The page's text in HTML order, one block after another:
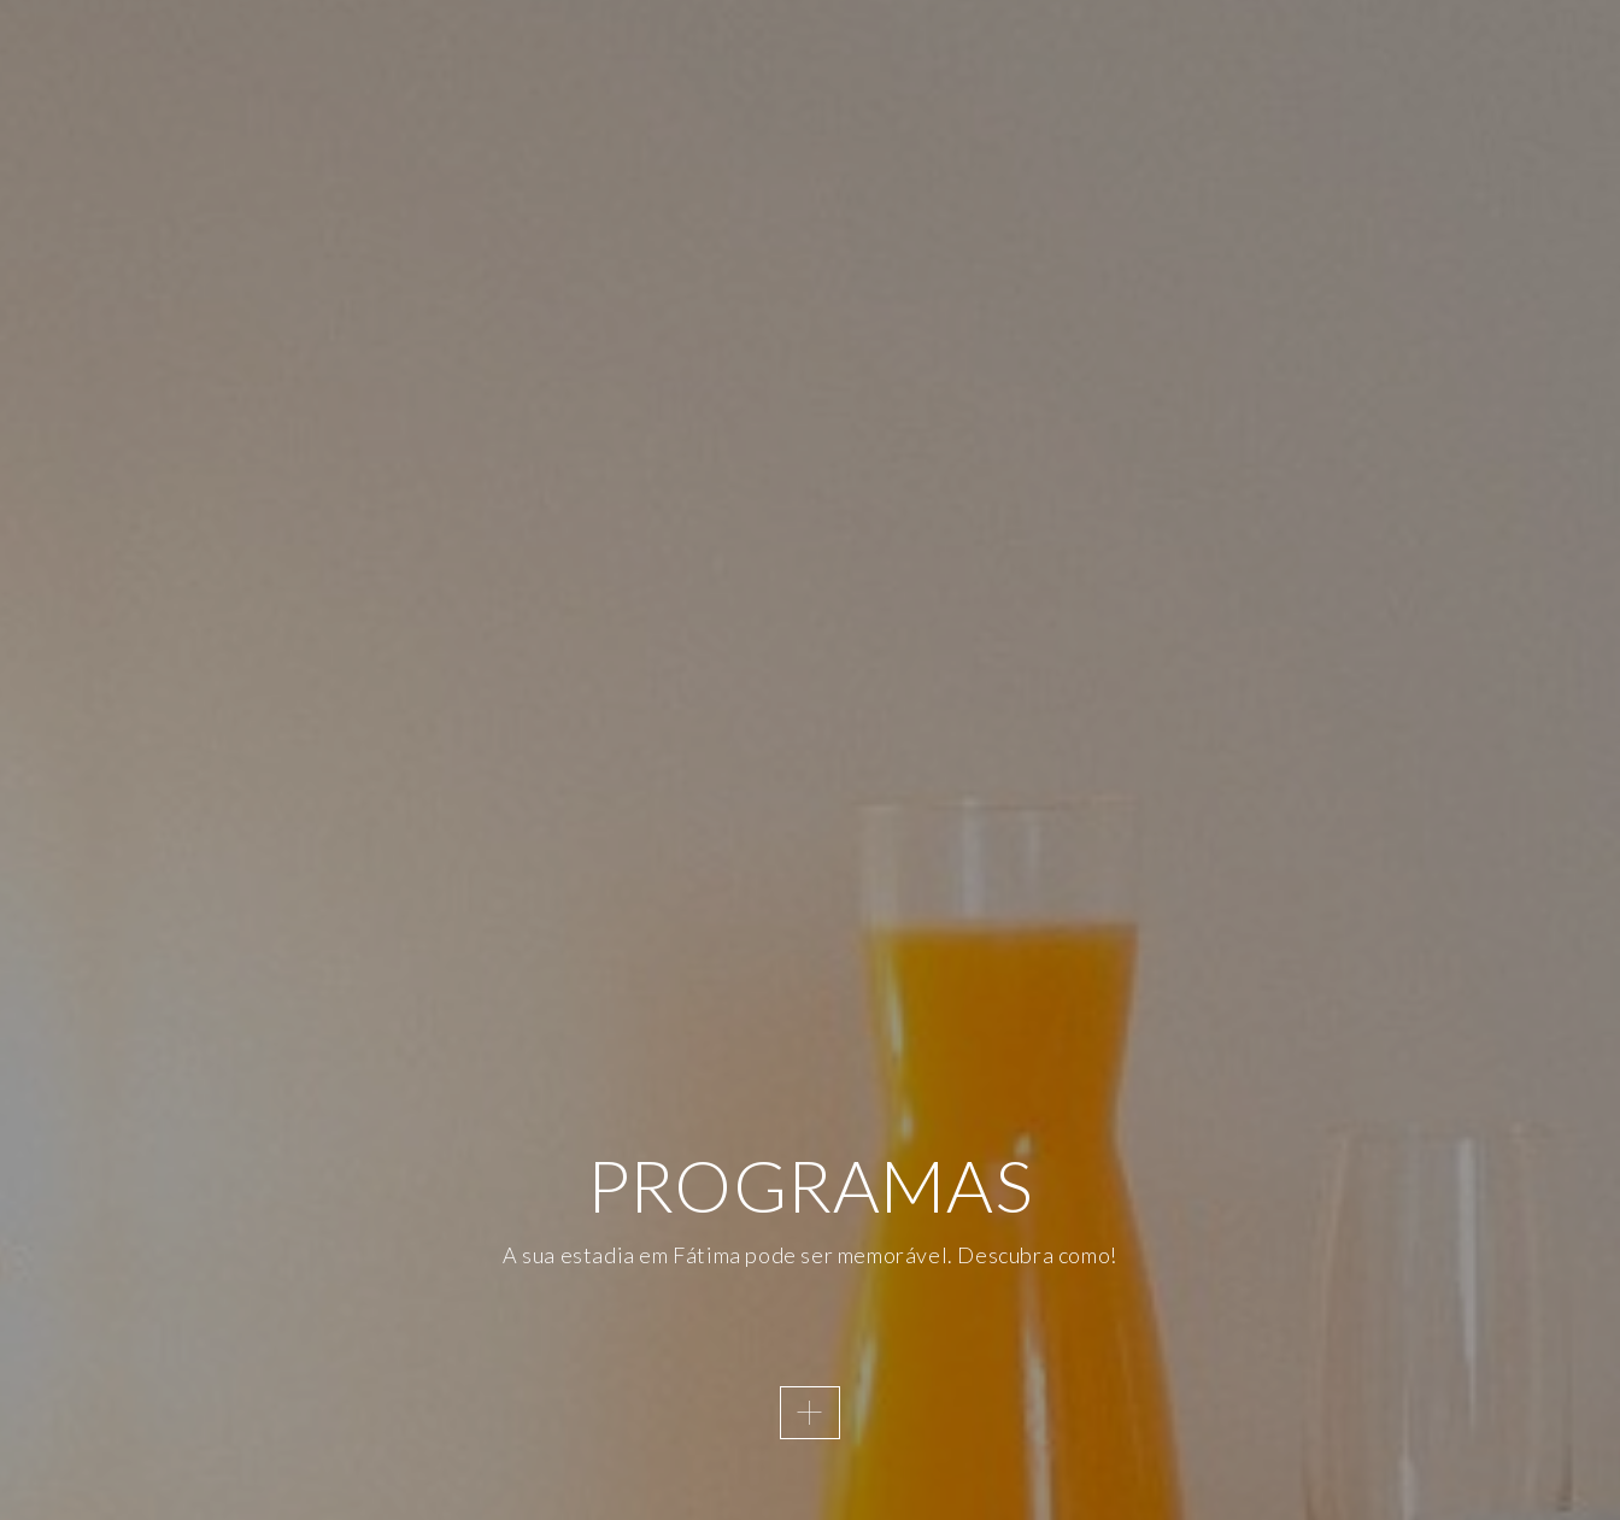
DESPERTAR SENTIDOS
PROGRAMAS
A sua estadia em Fátima pode ser memorável. Descubra como!
CONHEÇA AS NOSSAS
ACESSIBILIDADES
Somos o primeiro Hotel Inclusivo em Fátima e, por isso, a acessibilidade é uma prioridade do Essence Inn Marianos.